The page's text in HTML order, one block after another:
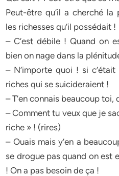
Peut-être qu’il a cherché
les richesses qu’il possédait !
– C’est débile ! Quand on
bien on nage dans la
– N’importe quoi ! si
riches qui se suicideraient !
– T’en connais beaucoup
– Comment tu veux que je
riche » ! (rires)
– Ouais mais y’en a
se drogue pas quand on est
! On a pas besoin de ça !